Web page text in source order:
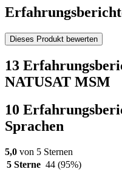
Dieses Produkt bewerten
13
NATUSAT MSM
10
Sprachen
5,0 von 5 Sternen
5 Sterne 44 (95%)